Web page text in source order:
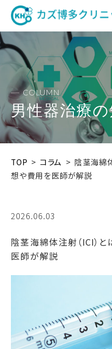
COLUMN
男性器治療
TOP > コラム > 陰茎海綿
想や費用を医師が解説
2026.06.03
陰茎海綿体注射（ICI）
医師が解説